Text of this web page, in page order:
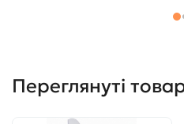
Переглянуті